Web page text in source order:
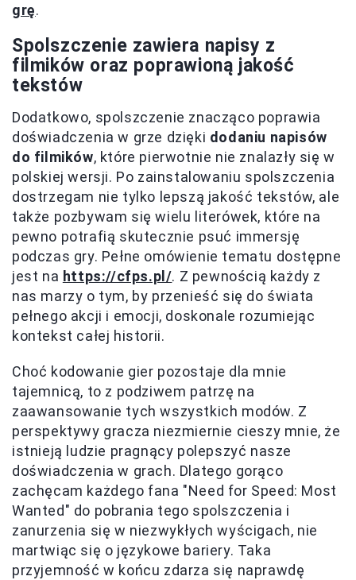
grę.
Spolszczenie zawiera napisy z
filmików oraz poprawioną jakość
tekstów
Dodatkowo, spolszczenie znacząco poprawia
doświadczenia w grze dzięki dodaniu napisów
do filmików, które pierwotnie nie znalazły się w
polskiej wersji. Po zainstalowaniu spolszczenia
dostrzegam nie tylko lepszą jakość tekstów, ale
także pozbywam się wielu literówek, które na
pewno potrafią skutecznie psuć immersję
podczas gry. Pełne omówienie tematu dostępne
jest na https://cfps.pl/. Z pewnością każdy z
nas marzy o tym, by przenieść się do świata
pełnego akcji i emocji, doskonale rozumiejąc
kontekst całej historii.
Choć kodowanie gier pozostaje dla mnie
tajemnicą, to z podziwem patrzę na
zaawansowanie tych wszystkich modów. Z
perspektywy gracza niezmiernie cieszy mnie, że
istnieją ludzie pragnący polepszyć nasze
doświadczenia w grach. Dlatego gorąco
zachęcam każdego fana "Need for Speed: Most
Wanted" do pobrania tego spolszczenia i
zanurzenia się w niezwykłych wyścigach, nie
martwiąc się o językowe bariery. Taka
przyjemność w końcu zdarza się naprawdę